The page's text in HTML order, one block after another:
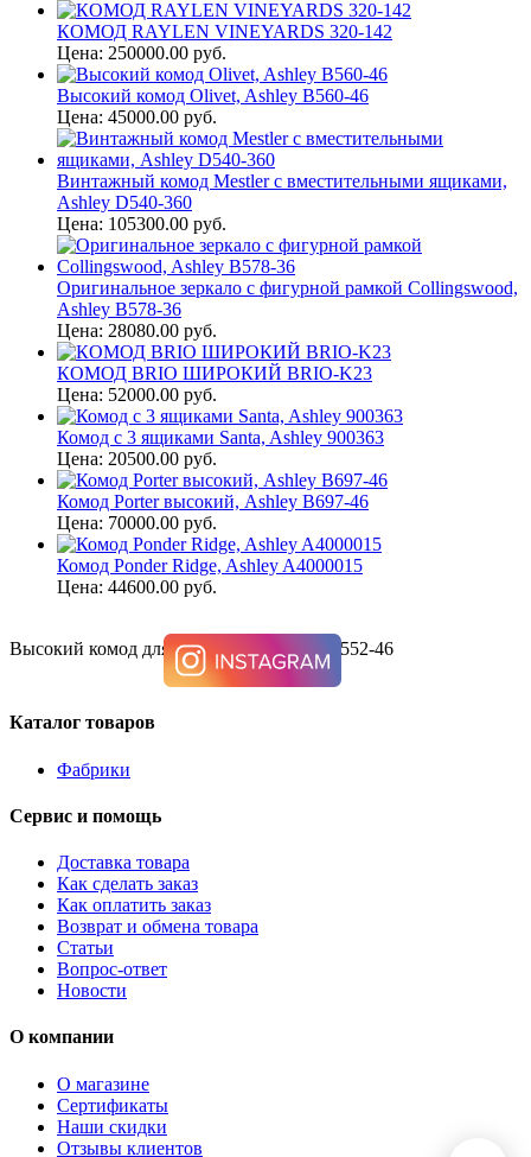
КОМОД RAYLEN VINEYARDS 320-142
Цена: 250000.00 руб.
Высокий комод Olivet, Ashley B560-46
Цена: 45000.00 руб.
Винтажный комод Mestler с вместительными ящиками,
Ashley D540-360
Цена: 105300.00 руб.
Оригинальное зеркало с фигурной рамкой Collingswood,
Ashley B578-36
Цена: 28080.00 руб.
КОМОД BRIO ШИРОКИЙ BRIO-K23
Цена: 52000.00 руб.
Комод с 3 ящиками Santa, Ashley 900363
Цена: 20500.00 руб.
Комод Porter высокий, Ashley B697-46
Цена: 70000.00 руб.
Комод Ponder Ridge, Ashley A4000015
Цена: 44600.00 руб.
Высокий комод для спальни ARNETT B552-46
Каталог товаров
Фабрики
Сервис и помощь
Доставка товара
Как сделать заказ
Как оплатить заказ
Возврат и обмена товара
Статьи
Вопрос-ответ
Новости
О компании
О магазине
Сертификаты
Наши скидки
Отзывы клиентов